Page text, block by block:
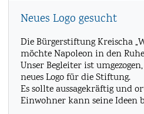
Neues Logo gesucht
Die Bürgerstiftung Kreischa
möchte Napoleon in den
Unser Begleiter ist
neues Logo für die Stiftung.
Es sollte aussagekräftig und
Einwohner kann seine Ideen